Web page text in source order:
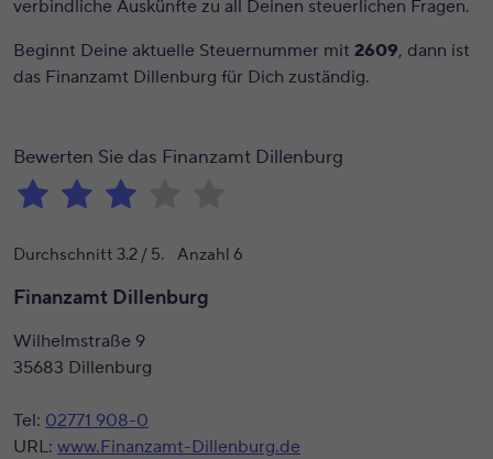
verbindliche Auskünfte zu all Deinen steuerlichen Fragen.
Beginnt Deine aktuelle Steuernummer mit 2609, dann ist
das Finanzamt Dillenburg für Dich zuständig.
Bewerten Sie das Finanzamt Dillenburg
Durchschnitt 3.2 / 5. Anzahl 6
Finanzamt Dillenburg
Wilhelmstraße 9
35683 Dillenburg
Tel: 02771 908-0
URL: www.Finanzamt-Dillenburg.de